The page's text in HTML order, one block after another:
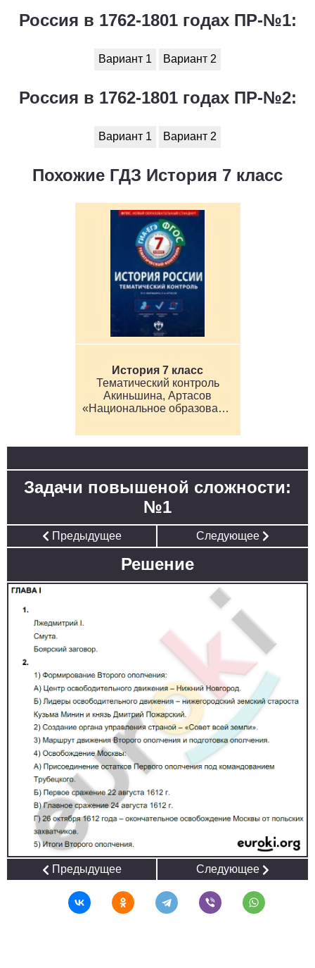
Россия в 1762-1801 годах ПР-№1:
Вариант 1 Вариант 2
Россия в 1762-1801 годах ПР-№2:
Вариант 1 Вариант 2
Похожие ГДЗ История 7 класс
История 7 класс
Тематический контроль
Акиньшина, Артасов
«Национальное образование»
Задачи повышеной сложности:
№1
Предыдущее Следующее
Решение
Предыдущее Следующее